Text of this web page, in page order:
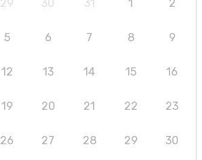
29 30 31 1 2
5 6 7 8 9
12 13 14 15 16
19 20 21 22 23
26 27 28 29 30